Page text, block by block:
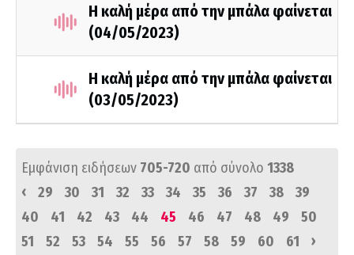
Η καλή μέρα από την μπάλα φαίνεται
(04/05/2023)
Η καλή μέρα από την μπάλα φαίνεται
(03/05/2023)
Εμφάνιση ειδήσεων 705-720 από σύνολο 1338
‹
29 30 31 32 33 34 35 36 37 38
39
40
41 42 43 44 45 46 47 48 49
50
51
52 53 54 55 56 57 58 59 60 61 ›